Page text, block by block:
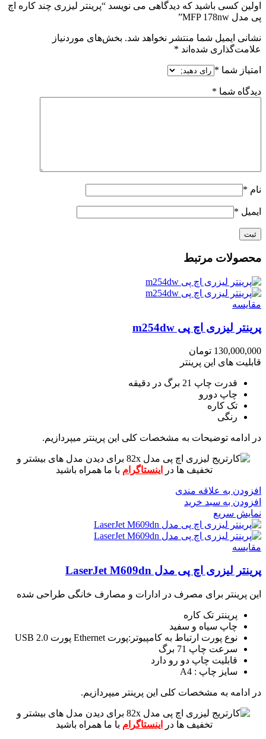
اولین کسی باشید که دیدگاهی می نویسد “پرینتر لیزری چند کاره اچ‌
پی مدل MFP 178nw”
نشانی ایمیل شما منتشر نخواهد شد. بخش‌های موردنیاز
علامت‌گذاری شده‌اند *
امتیاز شما *
دیدگاه شما *
نام *
ایمیل *
محصولات مرتبط
مقايسه
پرینتر لیزری اچ پی m254dw
130,000,000 تومان
قابلیت های این پرینتر
قدرت چاپ 21 برگ در دقیقه
چاپ دورو
تک کاره
رنگی
در ادامه توضیحات به مشخصات کلی این پرینتر میپردازیم.
برای دیدن مدل های بیشتر و
تخفیف ها در
اینستاگرام با ما همراه باشید
افزودن به علاقه مندی
افزودن به سبد خرید
نمایش سریع
مقايسه
پرینتر لیزری اچ پی مدل LaserJet M609dn
این پرینتر برای مصرف در ادارات و مصارف خانگی طراحی شده
پرینتر تک کاره
چاپ سیاه و سفید
نوع پورت ارتباط به کامپیوتر:پورت Ethernet پورت USB 2.0
سرعت چاپ 71 برگ
قابلیت چاپ دو رو دارد
سایز چاپ : A4
در ادامه به مشخصات کلی این پرینتر میپردازیم.
برای دیدن مدل های بیشتر و
تخفیف ها در
اینستاگرام با ما همراه باشید